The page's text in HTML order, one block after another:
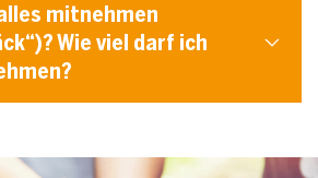
mitnehmen
Wie viel darf ich